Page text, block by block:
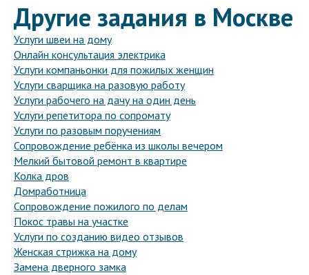
Другие задания в Москве
Услуги швеи на дому
Онлайн консультация электрика
Услуги компаньонки для пожилых женщин
Услуги сварщика на разовую работу
Услуги рабочего на дачу на один день
Услуги репетитора по сопромату
Услуги по разовым поручениям
Сопровождение ребёнка из школы вечером
Мелкий бытовой ремонт в квартире
Колка дров
Домработница
Сопровождение пожилого по делам
Покос травы на участке
Услуги по созданию видео отзывов
Женская стрижка на дому
Замена дверного замка